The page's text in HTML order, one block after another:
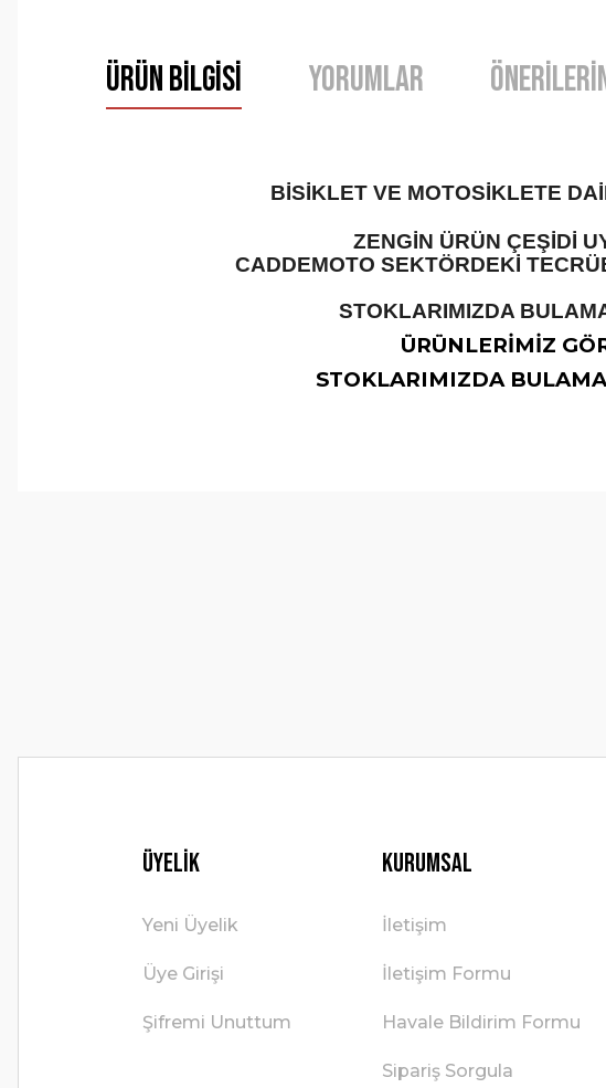
Ürün Bilgisi Yorumlar
BİSİKLET VE MOTOSİKLETE
ZENGİN ÜRÜN ÇEŞİDİ
CADDEMOTO SEKTÖRDEKİ
STOKLARIMIZDA
ÜRÜNLERİMİZ
STOKLARIMIZDA
Üyelik
Yeni Üyelik
Üye Girişi
Şifremi Unuttum
Kurumsal
İletişim
İletişim Formu
Havale Bildirim Formu
Sipariş Sorgula